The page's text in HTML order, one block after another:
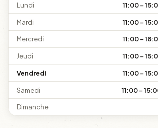
Lundi 11:00 –
Mardi 11:00 –
Mercredi 11:00 –
Jeudi 11:00 –
Vendredi 11:00 –
Samedi 11:00 –
Dimanche